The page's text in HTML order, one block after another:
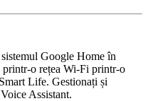
Google Home în
o rețea Wi-Fi printr-o
Life. Gestionați și
Assistant.